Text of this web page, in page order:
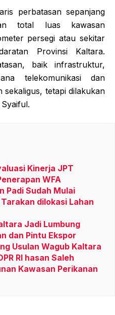
perbatasan sepanjang
total luas kawasan
persegi atau sekitar
Provinsi Kaltara.
baik infrastruktur,
telekomunikasi dan
sekaligus, tetapi dilakukan
Kinerja JPT
WFA
Padi Sudah Mulai
dilokasi Lahan
Jadi Lumbung
dan Pintu Ekspor
Usulan Wagub Kaltara
RI hasan Saleh
Kawasan Perikanan